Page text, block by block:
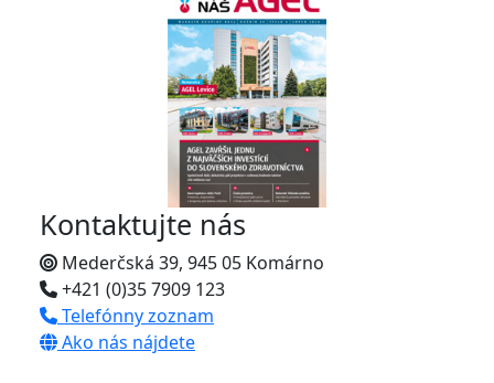
Kontaktujte nás
Mederčská 39, 945 05 Komárno
+421 (0)35 7909 123
Telefónny zoznam
Ako nás nájdete